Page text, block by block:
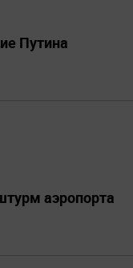
Путина
аэропорта